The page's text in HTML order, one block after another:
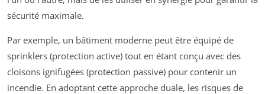
sécurité maximale.
Par exemple, un bâtiment moderne peut être équipé de
sprinklers (protection active) tout en étant conçu avec des
cloisons ignifugées (protection passive) pour contenir un
incendie. En adoptant cette approche duale, les risques de